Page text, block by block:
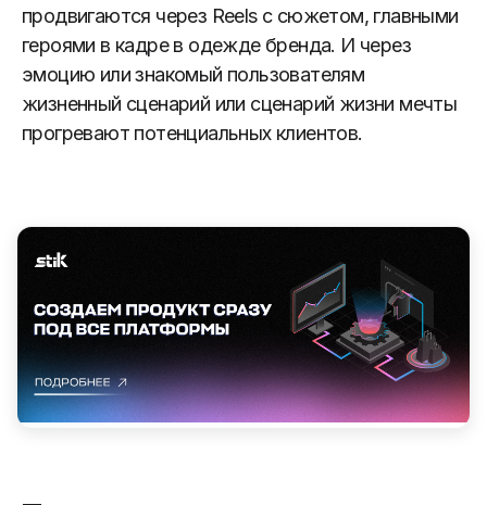
продвигаются через Reels с сюжетом, главными
героями в кадре в одежде бренда. И через
эмоцию или знакомый пользователям
жизненный сценарий или сценарий жизни мечты
прогревают потенциальных клиентов.